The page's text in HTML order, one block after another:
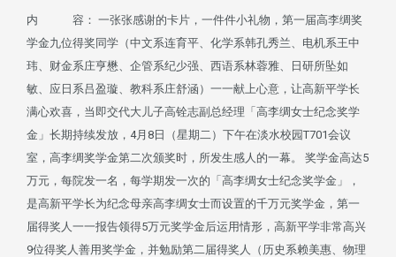
内 容： 一张张感谢的卡片，一件件小礼物，第一届高李绸奖
学金九位得奖同学（中文系连育平、化学系韩孔秀兰、电机系王中
玮、财金系庄亨懋、企管系纪少强、西语系林蓉雅、日研所坠如
敏、应日系吕盈璇、教科系庄舒涵）一一献上心意，让高新平学长
满心欢喜，当即交代大儿子高铨志副总经理「高李绸女士纪念奖学
金」长期持续发放，4月8日（星期二）下午在淡水校园T701会议
室，高李绸奖学金第二次颁奖时，所发生感人的一幕。 奖学金高达5
万元，每院发一名，每学期发一次的「高李绸女士纪念奖学金」，
是高新平学长为纪念母亲高李绸女士而设置的千万元奖学金，第一
届得奖人一一报告领得5万元奖学金后运用情形，高新平学非常高兴
9位得奖人善用奖学金，并勉励第二届得奖人（历史系赖美惠、物理